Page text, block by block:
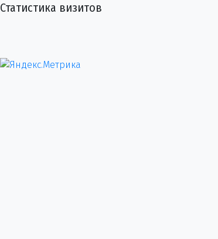
Статистика визитов